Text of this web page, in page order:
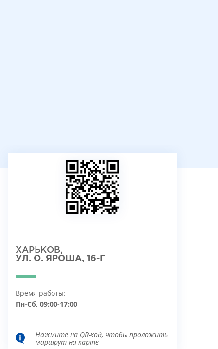
ХАРЬКОВ,
УЛ. О. ЯРОША, 16-Г
Время работы:
Пн-Сб, 09:00-17:00
Нажмите на QR-код, чтобы проложить
маршрут на карте